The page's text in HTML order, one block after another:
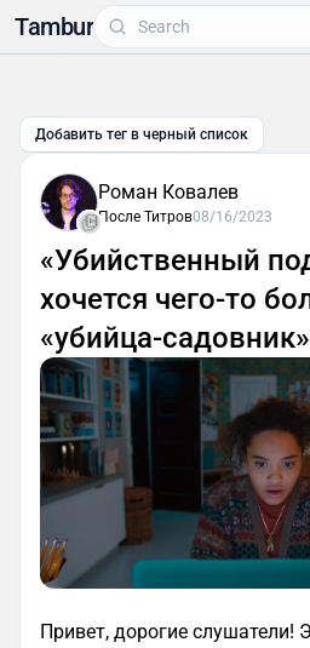
Tambur
Добавить тег в черный список
Роман Ковалев
После Титров08/16/2023
«Убийственный
хочется чего-то
«убийца-садовник»
Привет, дорогие слушатели!